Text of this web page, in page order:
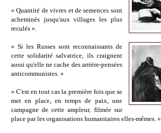
« Quantité de vivres et de semences sont
acheminés jusqu'aux villages les plus
reculés ».
« Si les Russes sont reconnaissants de
cette solidarité salvatrice, ils craignent
aussi qu'elle ne cache des arrière-pensées
anticommunistes. »
« C'est en tout cas la première fois que se
met en place, en temps de paix, une
campagne de cette ampleur, filmée sur
place par les organisations humanitaires elles-mêmes. »